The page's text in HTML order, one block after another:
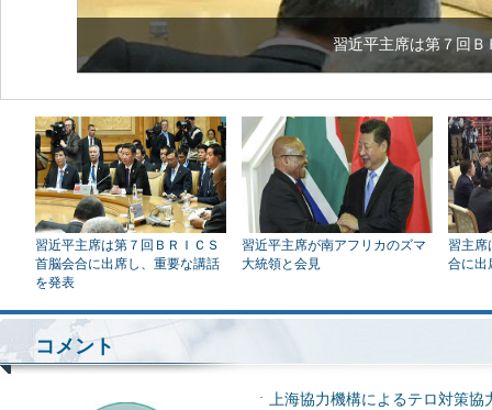
習近平主席は第７回ＢＲＩＣＳ
首脳会合に出席し、重要な講話
を発表
習近平主席が南アフリカのズマ
大統領と会見
習主席
合に出
コメント
· 上海協力機構によるテロ対策協